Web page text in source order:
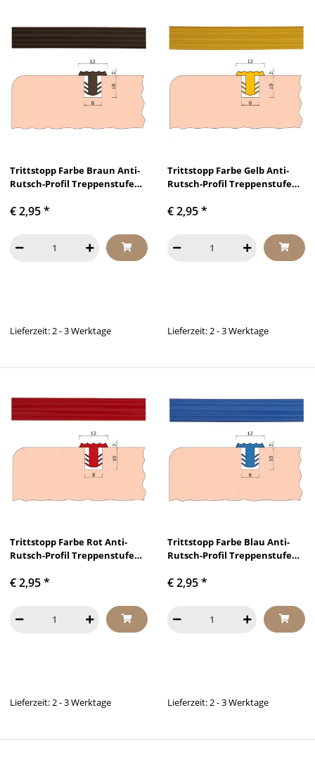
Trittstopp Farbe Braun Anti-
Rutsch-Profil Treppenstufen
Rutschgummi
€ 2,95*
Lieferzeit: 2 - 3 Werktage
Trittstopp Farbe Gelb Anti-
Rutsch-Profil Treppenstufen
Rutschgummi
€ 2,95*
Lieferzeit: 2 - 3 Werktage
Trittstopp Farbe Rot Anti-
Rutsch-Profil Treppenstufen
Rutschgummi
€ 2,95*
Lieferzeit: 2 - 3 Werktage
Trittstopp Farbe Blau Anti-
Rutsch-Profil Treppenstufen
Rutschgummi
€ 2,95*
Lieferzeit: 2 - 3 Werktage